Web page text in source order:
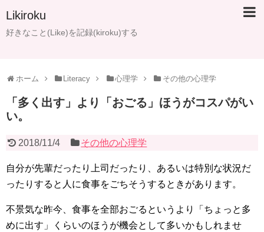
Likiroku
好きなこと(Like)を記録(kiroku)する
ホーム Literacy 心理学 その他の心理学
「多く出す」より「おごる」ほうがコスパがい
い。
2018/11/4 その他の心理学
自分が先輩だったり上司だったり、あるいは特別な状況だ
ったりすると人に食事をごちそうするときがあります。
不景気な昨今、食事を全部おごるというより「ちょっと多
めに出す」くらいのほうが機会として多いかもしれませ